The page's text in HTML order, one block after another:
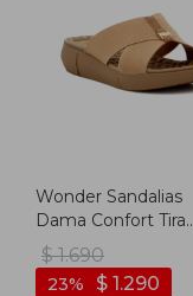
Wonder Sandalias
Dama Confort Tira
Cruzada C/ Aplique -
Camel
$ 1.690
$ 1.290
23